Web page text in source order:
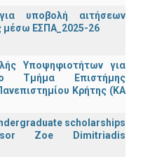
υποβολή αιτήσεων
μέσω ΕΣΠΑ_2025-26
Υποψηφιοτήτων για
Τμήμα Επιστήμης
Κρήτης (ΚΑ
scholarships
Zoe Dimitriadis